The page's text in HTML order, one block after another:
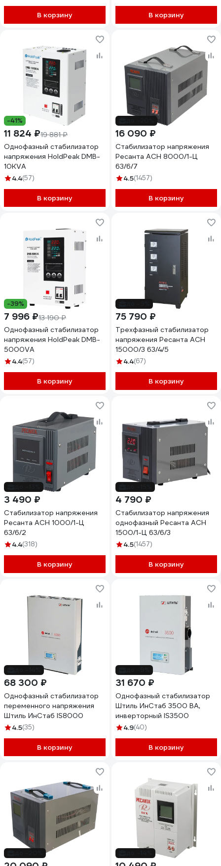
В корзину В корзину
-41%
11 824 ₽19 881 ₽
Однофазный стабилизатор
напряжения HoldPeak DMB-
10KVA
4.4(57)
В корзину
16 090 ₽
Стабилизатор напряжения
Ресанта АСН 8000/1-Ц
63/6/7
4.5(1457)
В корзину
-39%
7 996 ₽13 190 ₽
Однофазный стабилизатор
напряжения HoldPeak DMB-
5000VA
4.4(57)
В корзину
75 790 ₽
Трехфазный стабилизатор
напряжения Ресанта АСН
15000/3 63/4/5
4.4(67)
В корзину
3 490 ₽
Стабилизатор напряжения
Ресанта АСН 1000/1-Ц
63/6/2
4.4(318)
В корзину
4 790 ₽
Стабилизатор напряжения
однофазный Ресанта АСН
1500/1-Ц 63/6/3
4.5(1457)
В корзину
68 300 ₽
Однофазный стабилизатор
переменного напряжения
Штиль ИнСтаб IS8000
4.5(35)
В корзину
31 670 ₽
Однофазный стабилизатор
Штиль ИнСтаб 3500 ВА,
инверторный IS3500
4.9(40)
В корзину